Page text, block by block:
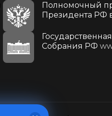
Полномочный
Президента РФ
Собрания РФ